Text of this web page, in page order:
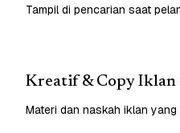
Tampil di pencarian saat
Kreatif & Copy Iklan
Materi dan naskah iklan